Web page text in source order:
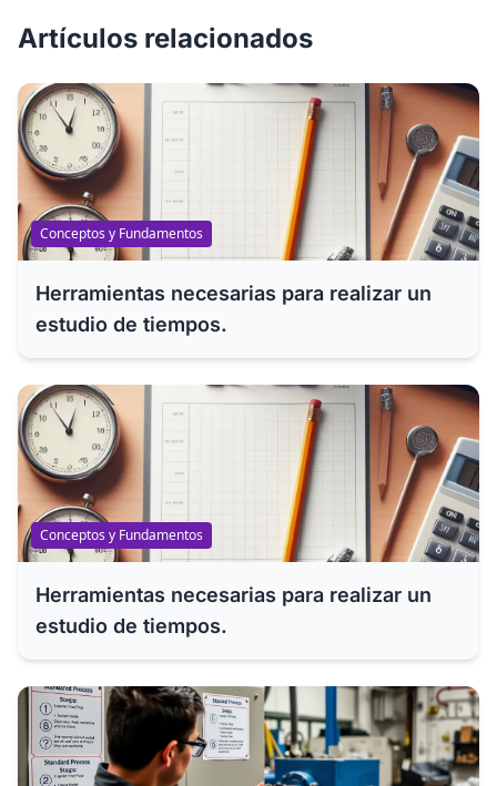
Artículos relacionados
Conceptos y Fundamentos
Herramientas necesarias para realizar un
estudio de tiempos.
Conceptos y Fundamentos
Herramientas necesarias para realizar un
estudio de tiempos.